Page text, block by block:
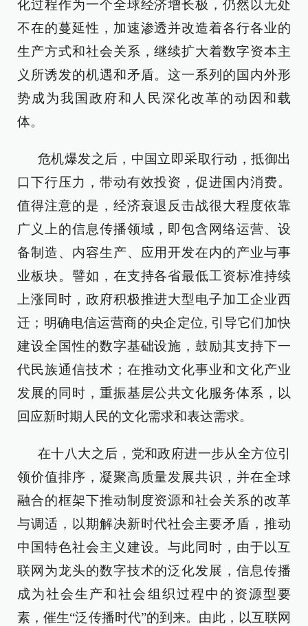
化过程作为一个全球经济增长极，仍然以无处
不在的蔓延性，加速渗透并改造着各行各业的
生产方式和社会关系，继续扩大着数字资本主
义所诱发的机遇和矛盾。这一系列的国内外形
势成为我国政府和人民深化改革的动因和载
体。
危机爆发之后，中国立即采取行动，抵御出
口下行压力，带动有效投资，促进国内消费。
值得注意的是，经济衰退反击战很大程度依靠
广义上的信息传播领域，即包含网络运营、设
备制造、内容生产、应用开发在内的产业与事
业板块。譬如，在支持各省最低工资标准持续
上涨同时，政府积极推进大型电子加工企业西
迁；明确电信运营商的央企定位, 引导它们加快
建设全国性的数字基础设施，鼓励其支持下一
代民族通信技术；在推动文化事业和文化产业
发展的同时，重振基层公共文化服务体系，以
回应新时期人民的文化需求和表达需求。
在十八大之后，党和政府进一步从全方位引
领价值排序，凝聚高质量发展共识，并在全球
融合的框架下推动制度资源和社会关系的改革
与调适，以期解决新时代社会主要矛盾，推动
中国特色社会主义建设。与此同时，由于以互
联网为龙头的数字技术的泛化发展，信息传播
成为社会生产和社会组织过程中的资源型要
素，催生“泛传播时代”的到来。由此，以互联网